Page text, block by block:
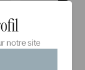
notre site